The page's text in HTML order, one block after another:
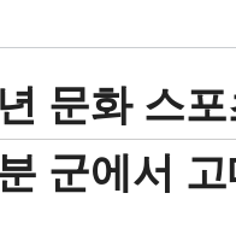
문화 스
군에서